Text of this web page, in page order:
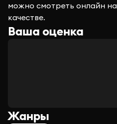
можно смотреть онлайн
качестве.
Ваша оценка
Жанры